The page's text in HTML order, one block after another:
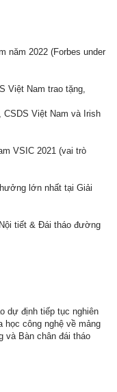
năm 2022 (Forbes under
Việt Nam trao tặng,
CSDS Việt Nam và Irish
VSIC 2021 (vai trò
lớn nhất tại Giải
tiết & Đái tháo đường
dự định tiếp tục nghiên
công nghệ về mảng
và Bàn chân đái tháo